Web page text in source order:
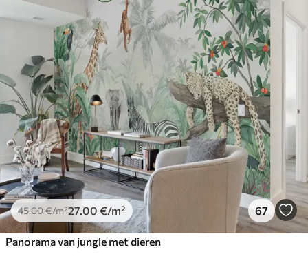
45.00€/m²27 .00 €/m² 67
Panorama van jungle met dieren